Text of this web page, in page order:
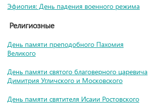
Эфиопия: День падения военного режима
Религиозные
День памяти преподобного Пахомия
Великого
День памяти святого благоверного царевича
Димитрия Угличского и Московского
День памяти святителя Исаии Ростовского